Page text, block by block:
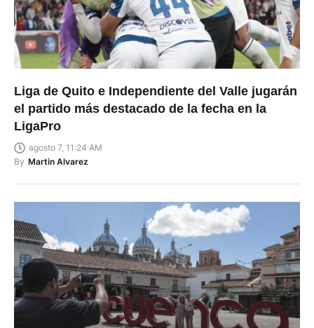
Liga de Quito e Independiente del Valle jugarán
el partido más destacado de la fecha en la
LigaPro
agosto 7, 11:24 AM
By Martin Alvarez